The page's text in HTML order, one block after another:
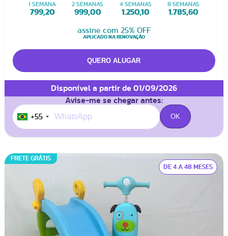
1 SEMANA
799,20
2 SEMANAS
999,00
4 SEMANAS
1.250,10
8 SEMANAS
1.785,60
assine com 25% OFF
APLICADO NA RENOVAÇÃO
Disponível a partir de 01/09/2026
Avise-me se chegar antes:
+55
FRETE GRÁTIS
DE 4 A 48 MESES